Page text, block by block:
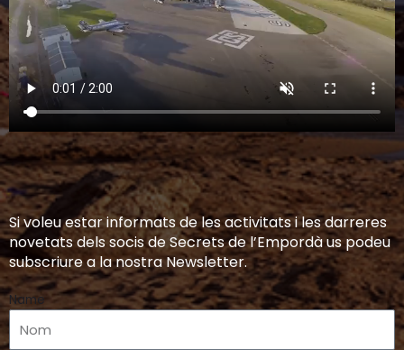
Si voleu estar informats de les activitats i les darreres
novetats dels socis de Secrets de l’Empordà us podeu
subscriure a la nostra Newsletter.
Name